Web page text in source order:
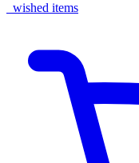
wished items